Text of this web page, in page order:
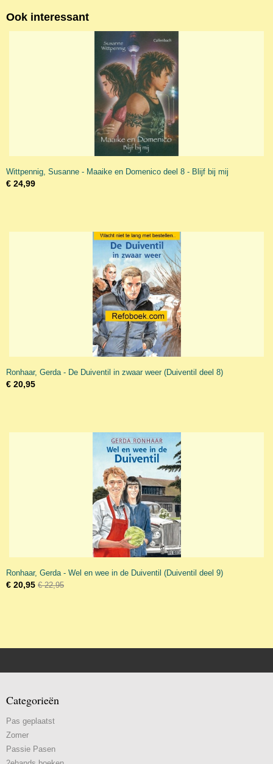
Ook interessant
Wittpennig, Susanne - Maaike en Domenico deel 8 - Blijf bij mij
€ 24,99
Ronhaar, Gerda - De Duiventil in zwaar weer (Duiventil deel 8)
€ 20,95
Ronhaar, Gerda - Wel en wee in de Duiventil (Duiventil deel 9)
€ 20,95 € 22,95
Categorieën
Pas geplaatst
Zomer
Passie Pasen